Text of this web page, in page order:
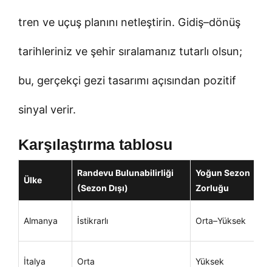
tren ve uçuş planını netleştirin. Gidiş–dönüş
tarihleriniz ve şehir sıralamanız tutarlı olsun;
bu, gerçekçi gezi tasarımı açısından pozitif
sinyal verir.
Karşılaştırma tablosu
Ülke
Randevu Bulunabilirliği
(Sezon Dışı)
Yoğun Sezon
Zorluğu
Almanya İstikrarlı Orta–Yüksek
İtalya Orta Yüksek